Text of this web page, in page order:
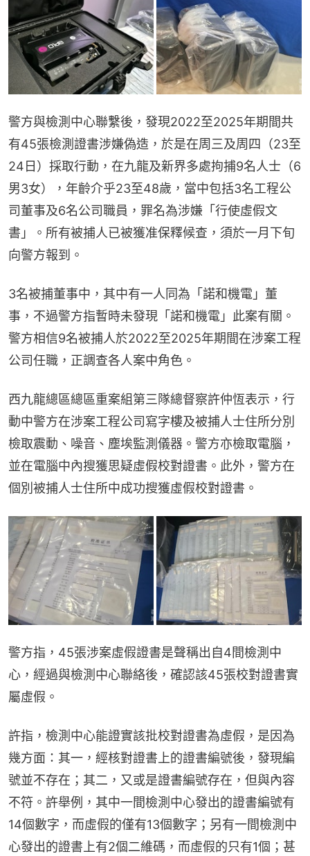
警方與檢測中心聯繫後，發現2022至2025年期間共
有45張檢測證書涉嫌偽造，於是在周三及周四（23至
24日）採取行動，在九龍及新界多處拘捕9名人士（6
男3女），年齡介乎23至48歲，當中包括3名工程公
司董事及6名公司職員，罪名為涉嫌「行使虛假文
書」。所有被捕人已被獲准保釋候查，須於一月下旬
向警方報到。
3名被捕董事中，其中有一人同為「諾和機電」董
事，不過警方指暫時未發現「諾和機電」此案有關。
警方相信9名被捕人於2022至2025年期間在涉案工程
公司任職，正調查各人案中角色。
西九龍總區總區重案組第三隊總督察許仲恆表示，行
動中警方在涉案工程公司寫字樓及被捕人士住所分別
檢取震動、噪音、塵埃監測儀器。警方亦檢取電腦，
並在電腦中內搜獲思疑虛假校對證書。此外，警方在
個別被捕人士住所中成功搜獲虛假校對證書。
警方指，45張涉案虛假證書是聲稱出自4間檢測中
心，經過與檢測中心聯絡後，確認該45張校對證書實
屬虛假。
許指，檢測中心能證實該批校對證書為虛假，是因為
幾方面：其一，經核對證書上的證書編號後，發現編
號並不存在；其二，又或是證書編號存在，但與內容
不符。許舉例，其中一間檢測中心發出的證書編號有
14個數字，而虛假的僅有13個數字；另有一間檢測中
心發出的證書上有2個二維碼，而虛假的只有1個；甚